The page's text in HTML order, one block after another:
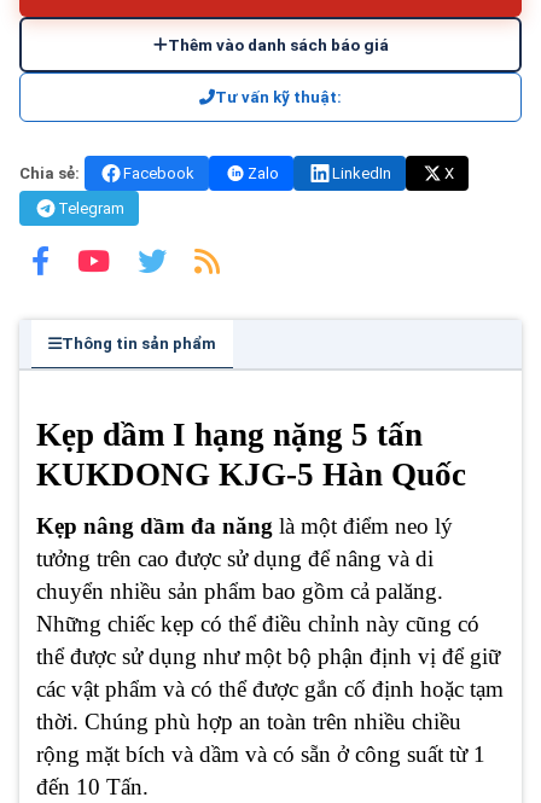
Thêm vào danh sách báo giá
Tư vấn kỹ thuật:
Chia sẻ: Facebook Zalo LinkedIn
X
Telegram
Thông tin sản phẩm
Kẹp dầm I hạng nặng 5 tấn
KUKDONG KJG-5 Hàn Quốc
Kẹp nâng dầm đa năng là một điểm neo lý
tưởng trên cao được sử dụng để nâng và di
chuyển nhiều sản phẩm bao gồm cả palăng.
Những chiếc kẹp có thể điều chỉnh này cũng có
thể được sử dụng như một bộ phận định vị để giữ
các vật phẩm và có thể được gắn cố định hoặc tạm
thời. Chúng phù hợp an toàn trên nhiều chiều
rộng mặt bích và dầm và có sẵn ở công suất từ 1
đến 10 Tấn.